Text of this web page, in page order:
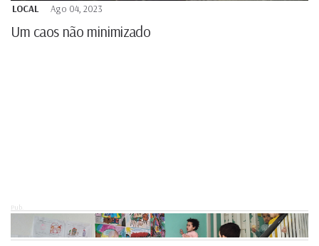
LOCAL Ago 04, 2023
Um caos não minimizado
Pub.